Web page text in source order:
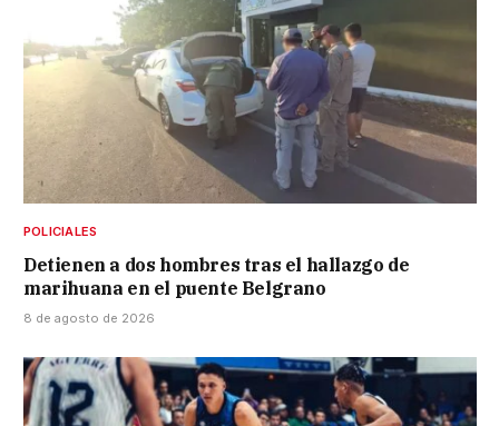
POLICIALES
Detienen a dos hombres tras el hallazgo de
marihuana en el puente Belgrano
8 de agosto de 2026